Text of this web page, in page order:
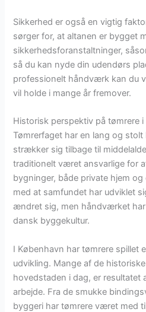
Sikkerhed er også en vigtig
sørger for, at altanen er bygget
sikkerhedsforanstaltninger,
så du kan nyde din udendørs
professionelt håndværk kan du
vil holde i mange år fremover.
Historisk perspektiv på tømrere i
Tømrerfaget har en lang og
strækker sig tilbage til
traditionelt været ansvarlige for
bygninger, både private hjem
med at samfundet har udviklet
ændret sig, men håndværket
dansk byggekultur.
I København har tømrere spillet
udvikling. Mange af de
hovedstaden i dag, er resultatet
arbejde. Fra de smukke
byggeri har tømrere været med